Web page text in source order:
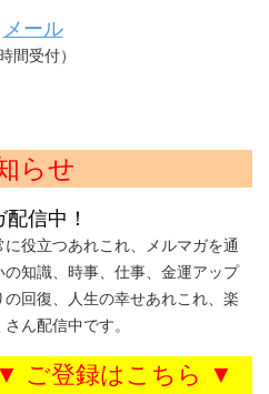
メール
間受付）
らせ
信中！
役立つあれこれ、メルマガを通
の知識、時事、仕事、金運アップ
回復、人生の幸せあれこれ、楽
ん配信中です。
▼ ご登録はこちら ▼